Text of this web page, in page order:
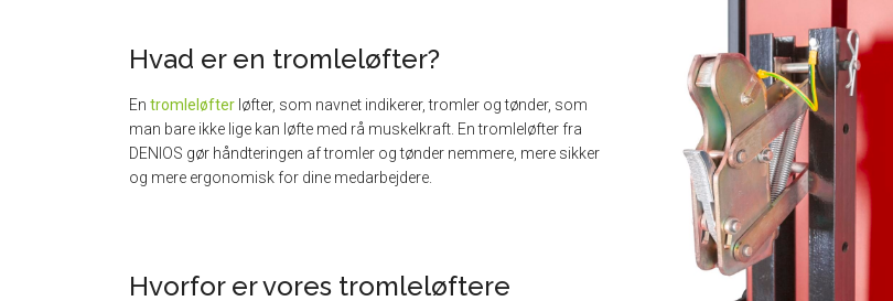
Hvad er en tromleløfter?
En tromleløfter løfter, som navnet indikerer, tromler og tønder, som
man bare ikke lige kan løfte med rå muskelkraft. En tromleløfter fra
DENIOS gør håndteringen af tromler og tønder nemmere, mere sikker
og mere ergonomisk for dine medarbejdere.
Hvorfor er vores tromleløftere